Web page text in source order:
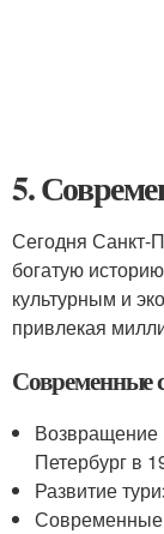
5.
Сегодня Санкт-
богатую
культурным и
привлекая
Современные
Возвращение
Петербург в
Развитие
Современные